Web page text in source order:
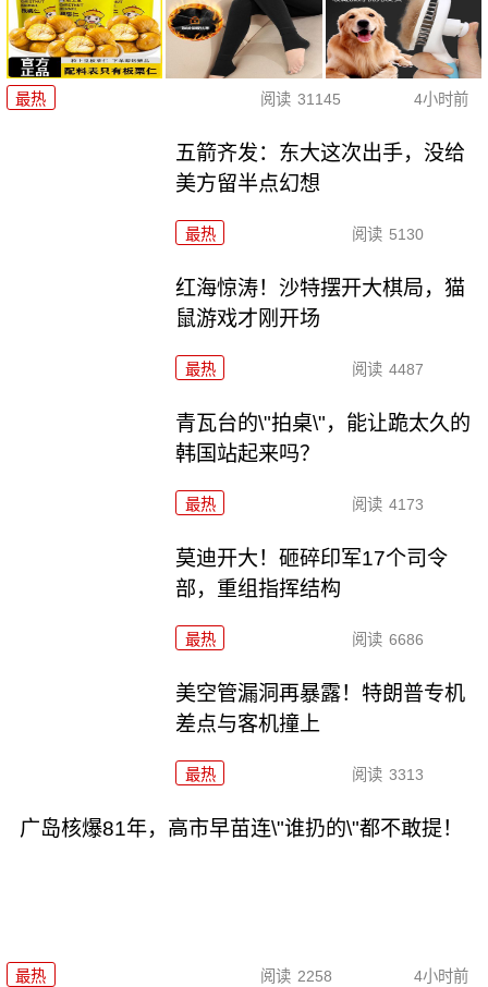
最热 阅读 31145 4小时前
五箭齐发：东大这次出手，没给
美方留半点幻想
最热 阅读 5130
红海惊涛！沙特摆开大棋局，猫
鼠游戏才刚开场
最热 阅读 4487
青瓦台的\"拍桌\"，能让跪太久的
韩国站起来吗？
最热 阅读 4173
莫迪开大！砸碎印军17个司令
部，重组指挥结构
最热 阅读 6686
美空管漏洞再暴露！特朗普专机
差点与客机撞上
最热 阅读 3313
广岛核爆81年，高市早苗连\"谁扔的\"都不敢提！
最热 阅读 2258 4小时前